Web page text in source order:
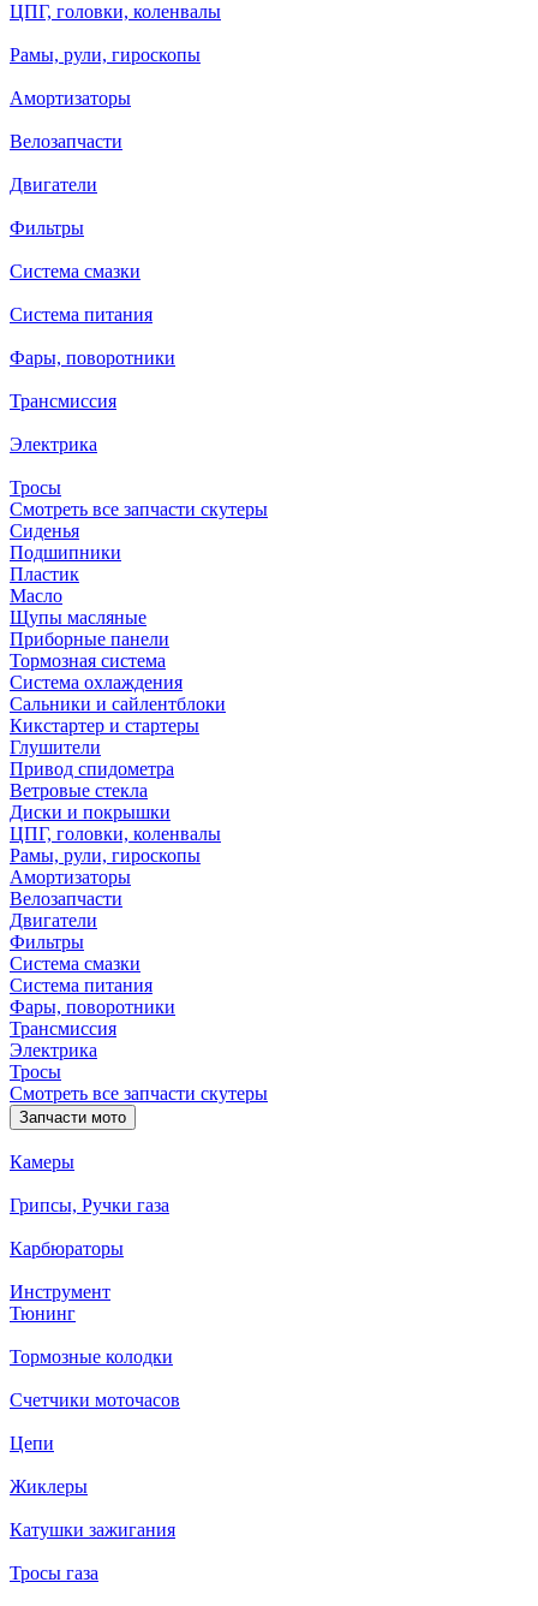
ЦПГ, головки, коленвалы
Рамы, рули, гироскопы
Амортизаторы
Велозапчасти
Двигатели
Фильтры
Система смазки
Система питания
Фары, поворотники
Трансмиссия
Электрика
Тросы
Смотреть все запчасти скутеры
Сиденья
Подшипники
Пластик
Масло
Щупы масляные
Приборные панели
Тормозная система
Система охлаждения
Сальники и сайлентблоки
Кикстартер и стартеры
Глушители
Привод спидометра
Ветровые стекла
Диски и покрышки
ЦПГ, головки, коленвалы
Рамы, рули, гироскопы
Амортизаторы
Велозапчасти
Двигатели
Фильтры
Система смазки
Система питания
Фары, поворотники
Трансмиссия
Электрика
Тросы
Смотреть все запчасти скутеры
Запчасти мото
Камеры
Грипсы, Ручки газа
Карбюраторы
Инструмент
Тюнинг
Тормозные колодки
Счетчики моточасов
Цепи
Жиклеры
Катушки зажигания
Тросы газа